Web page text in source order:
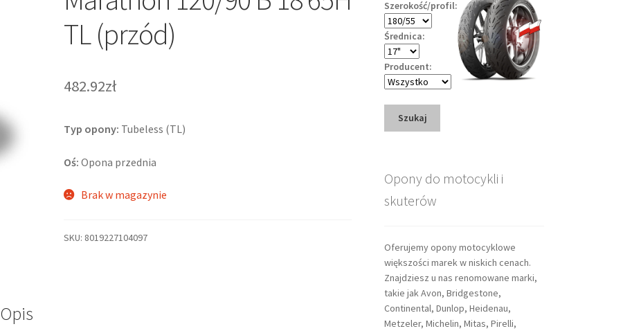
TL (przód)
482.92zł
Typ opony: Tubeless (TL)
Oś: Opona przednia
Brak w magazynie
SKU: 8019227104097
Opis
Szerokość/profil:
Średnica:
Producent:
Szukaj
Opony do motocykli i
skuterów
Oferujemy opony motocyklowe
większości marek w niskich cenach.
Znajdziesz u nas renomowane marki,
takie jak Avon, Bridgestone,
Continental, Dunlop, Heidenau,
Metzeler, Michelin, Mitas, Pirelli,